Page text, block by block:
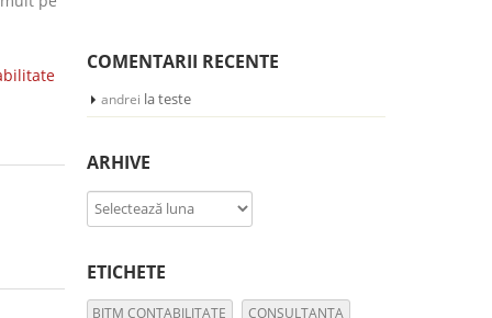
COMENTARII RECENTE
andrei lateste
ARHIVE
Arhive
ETICHETE
BITM CONTABILITATE CONSULTANTA